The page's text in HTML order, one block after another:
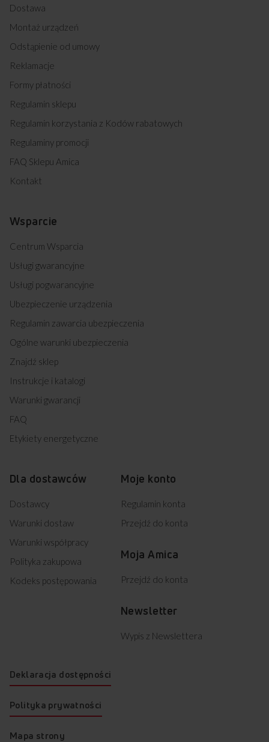
Dostawa
Montaż urządzeń
Odstąpienie od umowy
Reklamacje
Formy płatności
Regulamin sklepu
Regulamin korzystania z Kodów rabatowych
Regulaminy promocji
FAQ Sklepu Amica
Kontakt
Wsparcie
Centrum Wsparcia
Usługi gwarancyjne
Usługi pogwarancyjne
Ubezpieczenie urządzenia
Regulamin zawarcia ubezpieczenia
Ogólne warunki ubezpieczenia
Znajdź sklep
Instrukcje i katalogi
Warunki gwarancji
FAQ
Etykiety energetyczne
Dla dostawców
Dostawcy
Warunki dostaw
Warunki współpracy
Polityka zakupowa
Kodeks postępowania
Moje konto
Regulamin konta
Przejdź do konta
Moja Amica
Przejdź do konta
Newsletter
Wypis z Newslettera
Deklaracja dostępności
Polityka prywatności
Mapa strony